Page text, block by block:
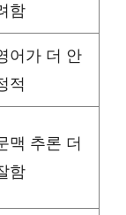
함
어가 더 안
적
맥 추론 더
함